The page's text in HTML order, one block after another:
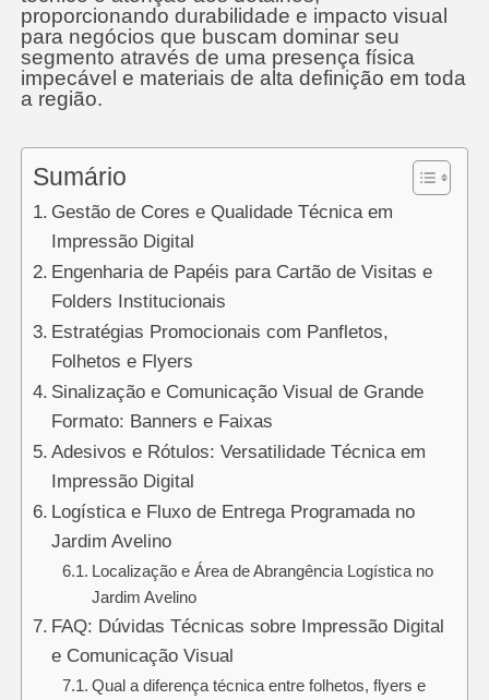
proporcionando durabilidade e impacto visual
para negócios que buscam dominar seu
segmento através de uma presença física
impecável e materiais de alta definição em toda
a região.
Sumário
Gestão de Cores e Qualidade Técnica em
Impressão Digital
Engenharia de Papéis para Cartão de Visitas e
Folders Institucionais
Estratégias Promocionais com Panfletos,
Folhetos e Flyers
Sinalização e Comunicação Visual de Grande
Formato: Banners e Faixas
Adesivos e Rótulos: Versatilidade Técnica em
Impressão Digital
Logística e Fluxo de Entrega Programada no
Jardim Avelino
Localização e Área de Abrangência Logística no
Jardim Avelino
FAQ: Dúvidas Técnicas sobre Impressão Digital
e Comunicação Visual
Qual a diferença técnica entre folhetos, flyers e